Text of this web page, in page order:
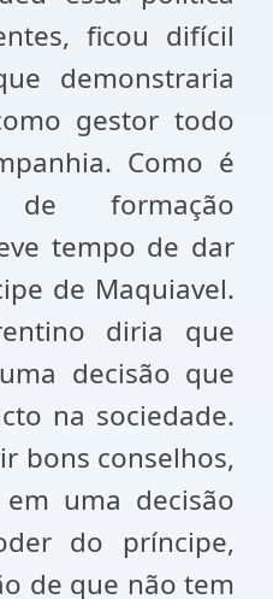
ficou difícil
demonstraria
gestor todo
Como é
formação
tempo de dar
de Maquiavel.
diria que
decisão que
na sociedade.
bons conselhos,
uma decisão
do príncipe,
de que não tem